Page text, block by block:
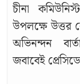
চীনা
উপলক্ষে উত্তর
অভিনন্দন
জবাবেই